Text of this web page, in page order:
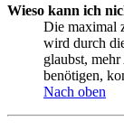
Wieso kann ich
Die maximal
wird durch
glaubst,
benötigen,
Nach oben